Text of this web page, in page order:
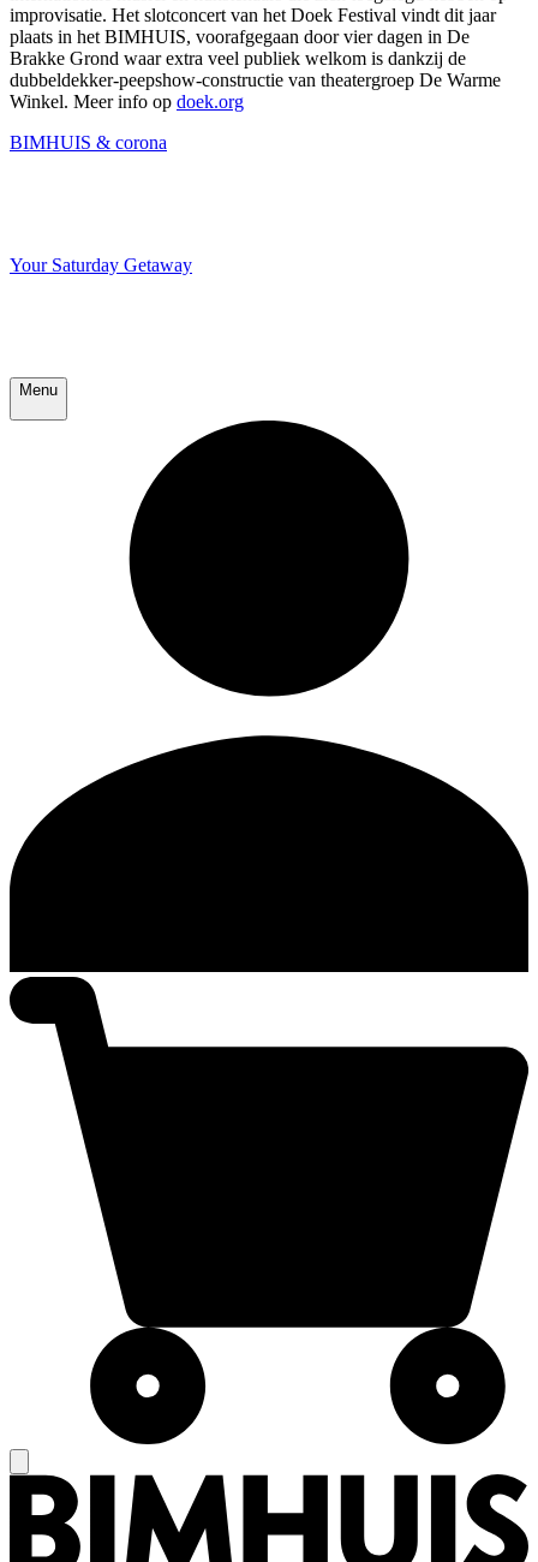
improvisatie. Het slotconcert van het Doek Festival vindt dit jaar
plaats in het BIMHUIS, voorafgegaan door vier dagen in De
Brakke Grond waar extra veel publiek welkom is dankzij de
dubbeldekker-peepshow-constructie van theatergroep De Warme
Winkel. Meer info op doek.org
BIMHUIS & corona
Your Saturday Getaway
Menu